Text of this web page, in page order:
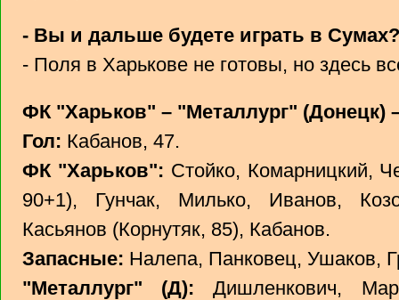
- Вы и дальше будете играть в Сумах?
- Поля в Харькове не готовы, но здесь
ФК "Харьков" – "Металлург" (Донецк)
Гол: Кабанов, 47.
ФК "Харьков": Стойко, Комарницкий,
90+1), Гунчак, Милько, Иванов,
Касьянов (Корнутяк, 85), Кабанов.
Запасные: Налепа, Панковец, Ушаков,
"Металлург" (Д): Дишленкович,